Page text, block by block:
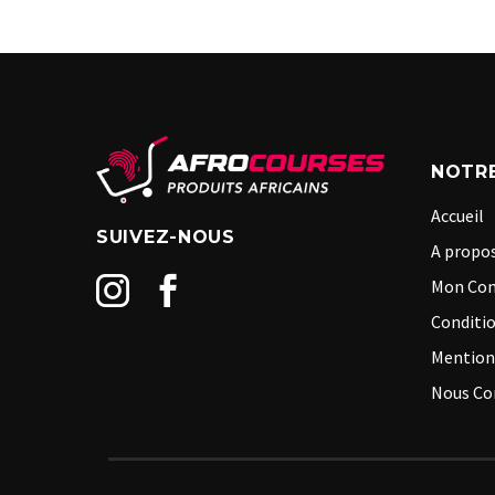
SUIVEZ-NOUS
Accueil
A
Mon
Nous